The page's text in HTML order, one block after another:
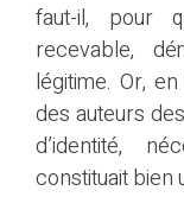
faut-il, pour
recevable,
légitime. Or,
des auteurs
d’identité,
constituait bien